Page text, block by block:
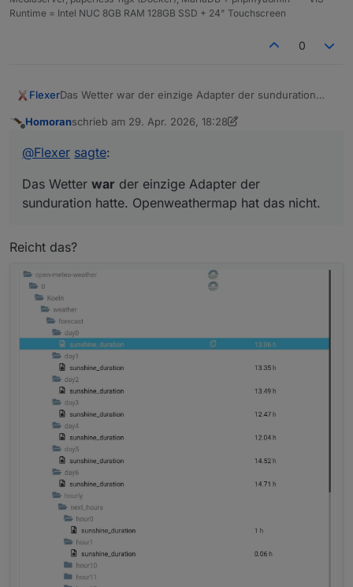
Runtime = Intel NUC 8GB RAM 128GB SSD + 24" Touchscreen
0
FlexerDas Wetter war der einzige Adapter der sunduration
Homoranschrieb am 29. Apr. 2026, 18:28
zuletzt editiert von Homoran
@Flexer sagte:
Das Wetter war der einzige Adapter der
sunduration hatte. Openweathermap hat das nicht.
Reicht das?